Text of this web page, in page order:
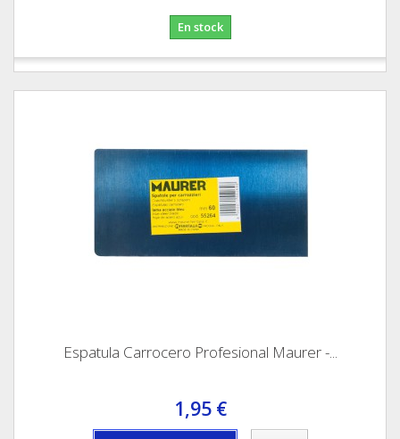
En stock
Espatula Carrocero Profesional Maurer -...
1,95 €